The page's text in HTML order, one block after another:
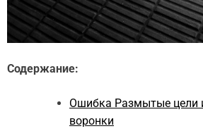
Содержание:
Ошибка Размытые цели
воронки